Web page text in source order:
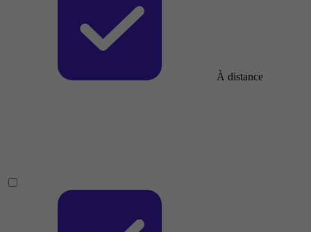
À distance